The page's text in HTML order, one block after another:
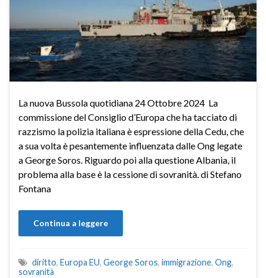
La nuova Bussola quotidiana 24 Ottobre 2024 La
commissione del Consiglio d’Europa che ha tacciato di
razzismo la polizia italiana è espressione della Cedu, che
a sua volta è pesantemente influenzata dalle Ong legate
a George Soros. Riguardo poi alla questione Albania, il
problema alla base è la cessione di sovranità. di Stefano
Fontana
Continua a leggere
diritto, Europa EU, George Soros, immigrazione, Ong,
sovranità